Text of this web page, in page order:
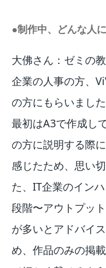
●制作中、どんな人
大佛さん：ゼミの
企業の人事の方、
の方にもらいました
最初はA3で作成し
の方に説明する際
感じたため、思い
た、IT企業のイン
段階〜アウトプッ
が多いとアドバイ
め、作品のみの掲